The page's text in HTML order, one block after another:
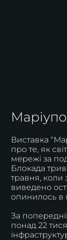
Виставка
про те, як
мережі за
Блокада
травня, коли
виведено
опинилось в
За
понад 22